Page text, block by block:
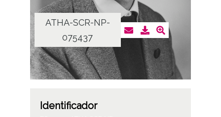
ATHA-SCR-NP-
075437
Identificador